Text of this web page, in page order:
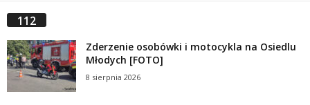
112
Zderzenie osobówki i motocykla na Osiedlu
Młodych [FOTO]
8 sierpnia 2026